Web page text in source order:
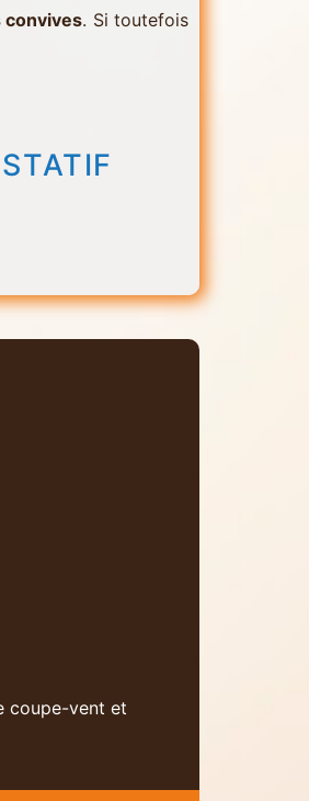
convives. Si toutefois
coupe-vent et